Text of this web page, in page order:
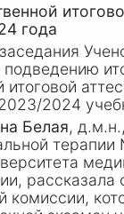
года
итоговой
2024
Белая,
терапии
рассказала
комиссии,